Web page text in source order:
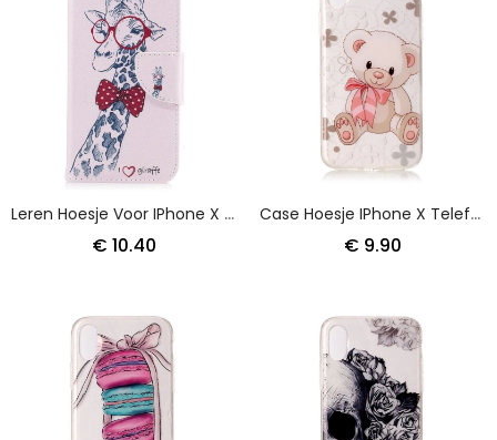
Leren Hoesje Voor IPhone X Nerdgiraf
€ 10.40
Case Hoesje IPhone X Telefoonhoesje Mooie Teddybeer
€ 9.90